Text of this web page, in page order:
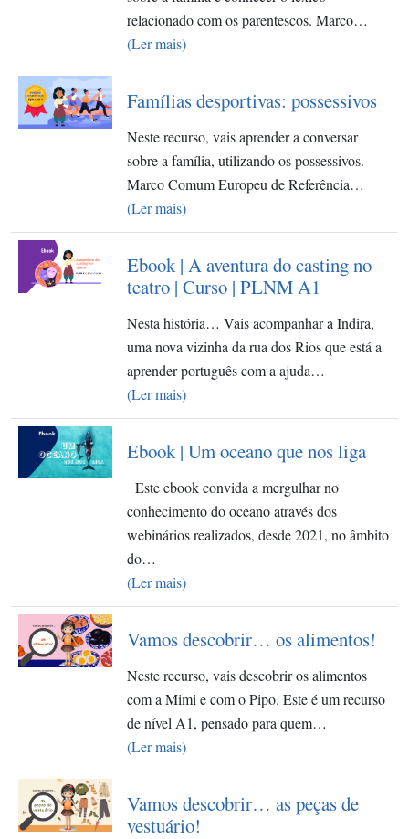
relacionado com os parentescos. Marco…
(Ler mais)
Famílias desportivas: possessivos
Neste recurso, vais aprender a conversar
sobre a família, utilizando os possessivos.
Marco Comum Europeu de Referência…
(Ler mais)
Ebook | A aventura do casting no
teatro | Curso | PLNM A1
Nesta história… Vais acompanhar a Indira,
uma nova vizinha da rua dos Rios que está a
aprender português com a ajuda…
(Ler mais)
Ebook | Um oceano que nos liga
Este ebook convida a mergulhar no
conhecimento do oceano através dos
webinários realizados, desde 2021, no âmbito
do…
(Ler mais)
Vamos descobrir… os alimentos!
Neste recurso, vais descobrir os alimentos
com a Mimi e com o Pipo. Este é um recurso
de nível A1, pensado para quem…
(Ler mais)
Vamos descobrir… as peças de
vestuário!